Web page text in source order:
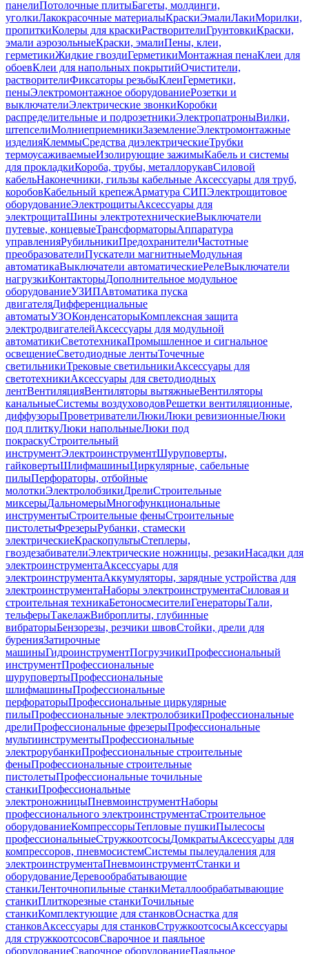
панелиПотолочные плитыБагеты, молдинги,
уголкиЛакокрасочные материалыКраскиЭмалиЛакиМорилки,
пропиткиКолеры для краскиРастворителиГрунтовкиКраски,
эмали аэрозольныеКраски, эмалиПены, клеи,
герметикиЖидкие гвоздиГерметикиМонтажная пенаКлеи для
обоевКлеи для напольных покрытийОчистители,
растворителиФиксаторы резьбыКлеиГерметики,
пеныЭлектромонтажное оборудованиеРозетки и
выключателиЭлектрические звонкиКоробки
распределительные и подрозетникиЭлектропатроныВилки,
штепселиМолниеприемникиЗаземлениеЭлектромонтажные
изделияКлеммыСредства диэлектрическиеТрубки
термоусаживаемыеИзолирующие зажимыКабель и системы
для прокладкиКороба, трубы, металлорукавСиловой
кабельНаконечники, гильзы кабельные Аксессуары для труб,
коробовКабельный крепежАрматура СИПЭлектрощитовое
оборудованиеЭлектрощитыАксессуары для
электрощитаШины электротехническиеВыключатели
путевые, концевыеТрансформаторыАппаратура
управленияРубильникиПредохранителиЧастотные
преобразователиПускатели магнитныеМодульная
автоматикаВыключатели автоматическиеРелеВыключатели
нагрузкиКонтакторыДополнительное модульное
оборудованиеУЗИПАвтоматика пуска
двигателяДифференциальные
автоматыУЗОКонденсаторыКомплексная защита
электродвигателейАксессуары для модульной
автоматикиСветотехникаПромышленное и сигнальное
освещениеСветодиодные лентыТочечные
светильникиТрековые светильникиАксессуары для
светотехникиАксессуары для светодиодных
лентВентиляцияВентиляторы вытяжныеВентиляторы
канальныеСистемы воздуховодовРешетки вентиляционные,
диффузорыПроветривателиЛюкиЛюки ревизионныеЛюки
под плиткуЛюки напольныеЛюки под
покраскуСтроительный
инструментЭлектроинструментШуруповерты,
гайковертыШлифмашиныЦиркулярные, сабельные
пилыПерфораторы, отбойные
молоткиЭлектролобзикиДрелиСтроительные
миксерыДальномерыМногофункциональные
инструментыСтроительные феныСтроительные
пистолетыФрезерыРубанки, стамески
электрическиеКраскопультыСтеплеры,
гвоздезабивателиЭлектрические ножницы, резакиНасадки для
электроинструментаАксессуары для
электроинструментаАккумуляторы, зарядные устройства для
электроинструментаНаборы электроинструментаСиловая и
строительная техникаБетоносмесителиГенераторыТали,
тельферыТакелажВиброплиты, глубинные
вибраторыБензорезы, резчики швовСтойки, дрели для
буренияЗатирочные
машиныГидроинструментПогрузчикиПрофессиональный
инструментПрофессиональные
шуруповертыПрофессиональные
шлифмашиныПрофессиональные
перфораторыПрофессиональные циркулярные
пилыПрофессиональные электролобзикиПрофессиональные
дрелиПрофессиональные фрезерыПрофессиональные
мультиинструментыПрофессиональные
электрорубанкиПрофессиональные строительные
феныПрофессиональные строительные
пистолетыПрофессиональные точильные
станкиПрофессиональные
электроножницыПневмоинструментНаборы
профессионального электроинструментаСтроительное
оборудованиеКомпрессорыТепловые пушкиПылесосы
профессиональныеСтружкоотсосыДомкратыАксессуары для
компрессоров, пневмосистемСистемы пылеудаления для
электроинструментаПневмоинструментСтанки и
оборудованиеДеревообрабатывающие
станкиЛенточнопильные станкиМеталлообрабатывающие
станкиПлиткорезные станкиТочильные
станкиКомплектующие для станковОснастка для
станковАксессуары для станковСтружкоотсосыАксессуары
для стружкоотсосовСварочное и паяльное
оборудованиеСварочное оборудованиеПаяльное